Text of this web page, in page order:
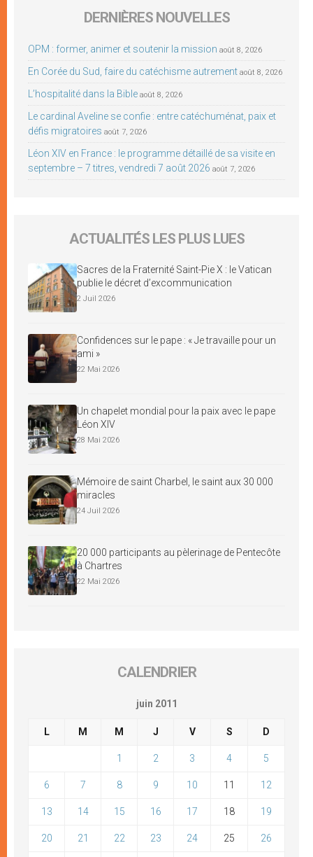
DERNIÈRES NOUVELLES
OPM : former, animer et soutenir la mission août 8, 2026
En Corée du Sud, faire du catéchisme autrement août 8, 2026
L’hospitalité dans la Bible août 8, 2026
Le cardinal Aveline se confie : entre catéchuménat, paix et
défis migratoires août 7, 2026
Léon XIV en France : le programme détaillé de sa visite en
septembre – 7 titres, vendredi 7 août 2026 août 7, 2026
ACTUALITÉS LES PLUS LUES
Sacres de la Fraternité Saint-Pie X : le Vatican
publie le décret d’excommunication
2 Juil 2026
Confidences sur le pape : « Je travaille pour un
ami »
22 Mai 2026
Un chapelet mondial pour la paix avec le pape
Léon XIV
28 Mai 2026
Mémoire de saint Charbel, le saint aux 30 000
miracles
24 Juil 2026
20 000 participants au pèlerinage de Pentecôte
à Chartres
22 Mai 2026
CALENDRIER
juin 2011
L M M J V S D
1 2 3 4 5
6 7 8 9 10 11 12
13 14 15 16 17 18 19
20 21 22 23 24 25 26